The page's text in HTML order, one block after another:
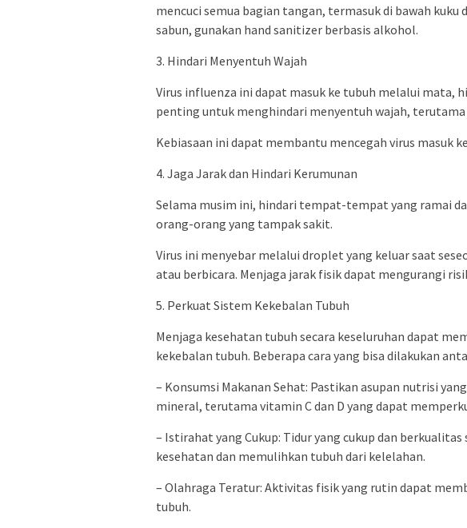
mencuci semua bagian tangan, termasuk di bawah kuku
sabun, gunakan hand sanitizer berbasis alkohol.
3. Hindari Menyentuh Wajah
Virus influenza ini dapat masuk ke tubuh melalui mata,
penting untuk menghindari menyentuh wajah,
Kebiasaan ini dapat membantu mencegah virus masuk
4. Jaga Jarak dan Hindari Kerumunan
Selama musim ini, hindari tempat-tempat yang ramai
orang-orang yang tampak sakit.
Virus ini menyebar melalui droplet yang keluar saat
atau berbicara. Menjaga jarak fisik dapat mengurangi
5. Perkuat Sistem Kekebalan Tubuh
Menjaga kesehatan tubuh secara keseluruhan dapat
kekebalan tubuh. Beberapa cara yang bisa dilakukan
– Konsumsi Makanan Sehat: Pastikan asupan nutrisi
mineral, terutama vitamin C dan D yang dapat
– Istirahat yang Cukup: Tidur yang cukup dan
kesehatan dan memulihkan tubuh dari kelelahan.
– Olahraga Teratur: Aktivitas fisik yang rutin dapat
tubuh.